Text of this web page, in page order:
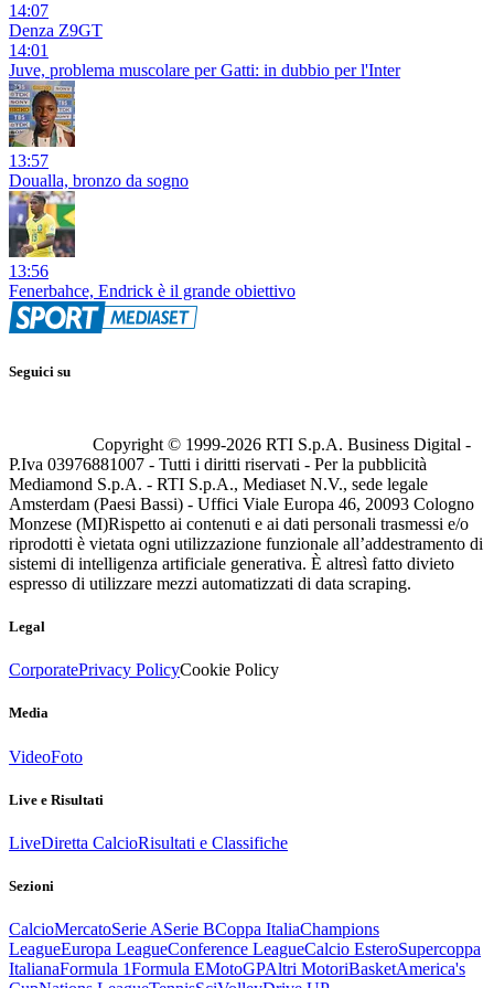
14:07
Denza Z9GT
14:01
Juve, problema muscolare per Gatti: in dubbio per l'Inter
13:57
Doualla, bronzo da sogno
13:56
Fenerbahce, Endrick è il grande obiettivo
Seguici su
Copyright © 1999-2026 RTI S.p.A. Business Digital -
P.Iva 03976881007 - Tutti i diritti riservati - Per la pubblicità
Mediamond S.p.A. - RTI S.p.A., Mediaset N.V., sede legale
Amsterdam (Paesi Bassi) - Uffici Viale Europa 46, 20093 Cologno
Monzese (MI)Rispetto ai contenuti e ai dati personali trasmessi e/o
riprodotti è vietata ogni utilizzazione funzionale all’addestramento di
sistemi di intelligenza artificiale generativa. È altresì fatto divieto
espresso di utilizzare mezzi automatizzati di data scraping.
Legal
CorporatePrivacy PolicyCookie Policy
Media
VideoFoto
Live e Risultati
LiveDiretta CalcioRisultati e Classifiche
Sezioni
CalcioMercatoSerie ASerie BCoppa ItaliaChampions
LeagueEuropa LeagueConference LeagueCalcio EsteroSupercoppa
ItalianaFormula 1Formula EMotoGPAltri MotoriBasketAmerica's